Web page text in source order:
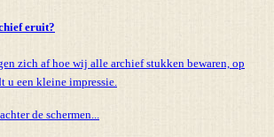
eruit?
zich af hoe wij alle archief stukken bewaren, op
u een kleine impressie.
de schermen...